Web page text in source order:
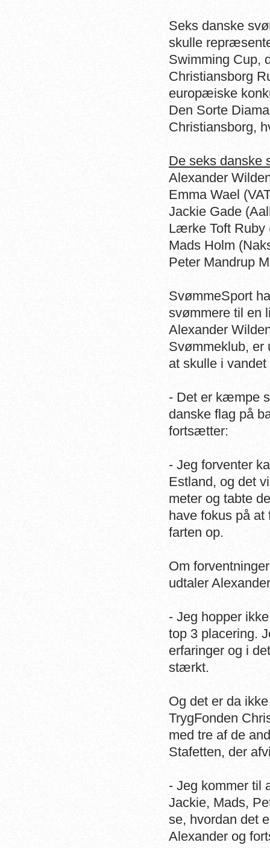
Seks danske
skulle
Swimming Cup,
Christiansborg
europæiske
Den Sorte
Christiansborg,
De seks danske
Alexander
Emma Wael
Jackie Gade
Lærke Toft Ruby
Mads Holm
Peter Mandrup
SvømmeSport
svømmere til en
Alexander
Svømmeklub,
at skulle i
- Det er kæmpe
danske flag på
fortsætter:
- Jeg forventer
Estland, og det
meter og tabte
have fokus på
farten op.
Om
udtaler
- Jeg hopper
top 3 placering.
erfaringer og i
stærkt.
Og det er da
TrygFonden
med tre af de
Stafetten, der
- Jeg kommer til
Jackie, Mads,
se, hvordan det
Alexander og